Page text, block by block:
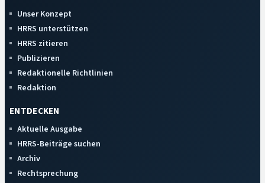
Unser Konzept
HRRS unterstützen
HRRS zitieren
Publizieren
Redaktionelle Richtlinien
Redaktion
ENTDECKEN
Aktuelle Ausgabe
HRRS-Beiträge suchen
Archiv
Rechtsprechung